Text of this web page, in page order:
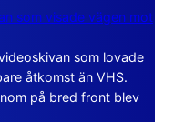
som visade vägen mot
som lovade
åtkomst än VHS.
på bred front blev